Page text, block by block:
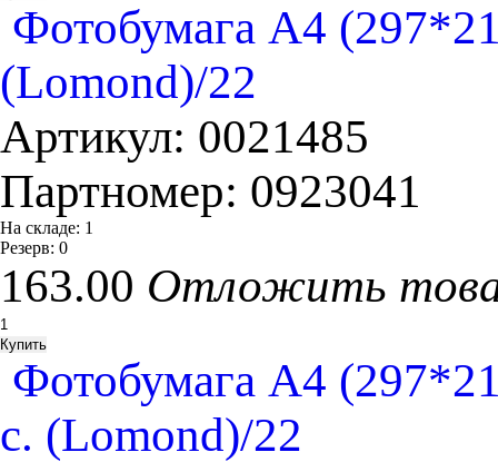
Фотобумага A4
(Lomond)/22
Артикул: 0021485
Партномер: 0923041
На складе: 1
Резерв: 0
163.00 Отложить
Фотобумага A4
с. (Lomond)/22